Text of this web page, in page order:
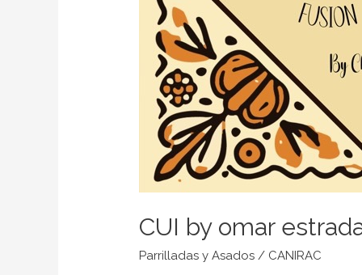
CUI by omar
Parrilladas y Asados / CANIRAC